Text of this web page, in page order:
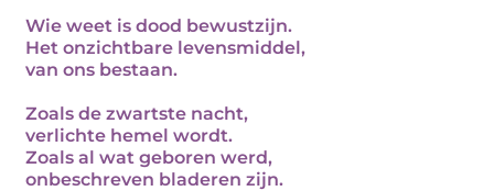
Wie weet is dood bewustzijn.
Het onzichtbare levensmiddel,
van ons bestaan.
Zoals de zwartste nacht,
verlichte hemel wordt.
Zoals al wat geboren werd,
onbeschreven bladeren zijn.